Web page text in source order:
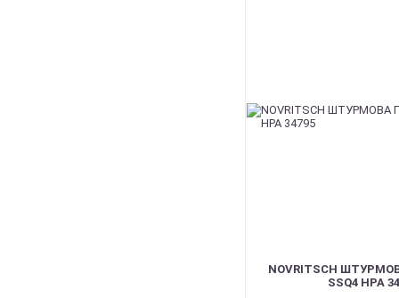
NOVRITSCH
SSQ4 HPA